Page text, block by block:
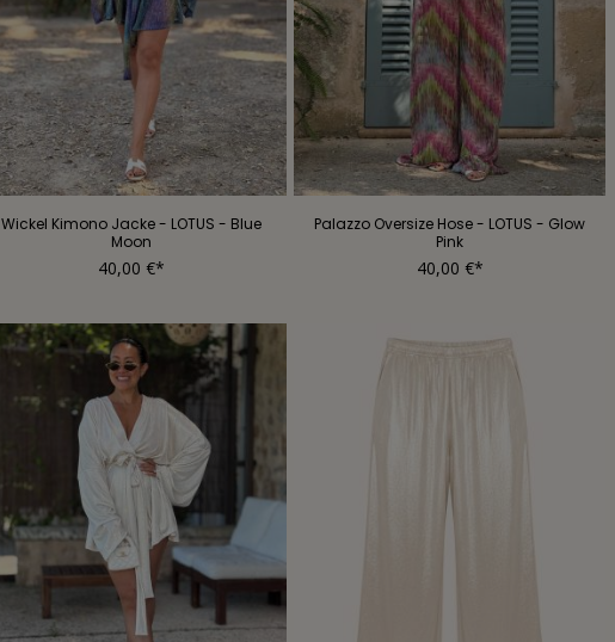
Wickel Kimono Jacke - LOTUS - Blue
Moon
40,00 €*
Palazzo Oversize Hose - LOTUS - Glow
Pink
40,00 €*